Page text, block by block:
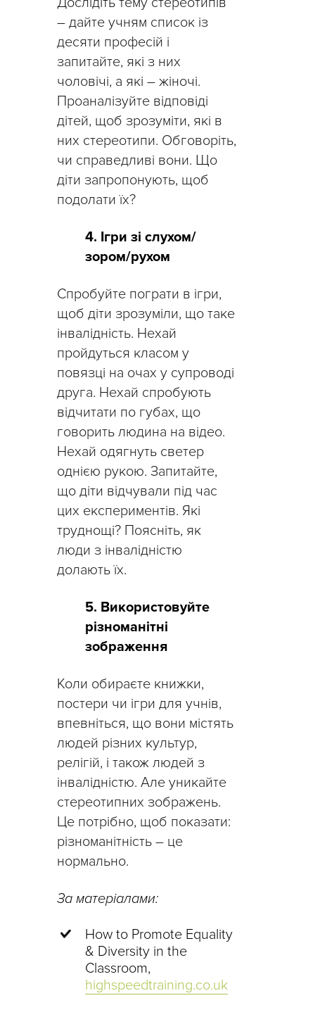
– дайте учням список із
десяти професій і
запитайте, які з них
чоловічі, а які – жіночі.
Проаналізуйте відповіді
дітей, щоб зрозуміти, які в
них стереотипи. Обговоріть,
чи справедливі вони. Що
діти запропонують, щоб
подолати їх?
4. Ігри зі слухом/
зором/рухом
Спробуйте пограти в ігри,
щоб діти зрозуміли, що таке
інвалідність. Нехай
пройдуться класом у
повязці на очах у супроводі
друга. Нехай спробують
відчитати по губах, що
говорить людина на відео.
Нехай одягнуть светер
однією рукою. Запитайте,
що діти відчували під час
цих експериментів. Які
труднощі? Поясніть, як
люди з інвалідністю
долають їх.
5. Використовуйте
різноманітні
зображення
Коли обираєте книжки,
постери чи ігри для учнів,
впевніться, що вони містять
людей різних культур,
релігій, і також людей з
інвалідністю. Але уникайте
стереотипних зображень.
Це потрібно, щоб показати:
різноманітність – це
нормально.
За матеріалами:
How to Promote Equality
& Diversity in the
Classroom,
highspeedtraining.co.uk